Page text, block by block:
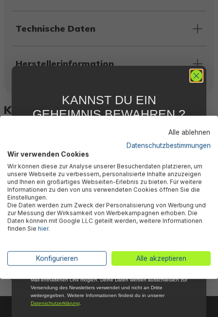
Technische Daten
Herstellerinformation
Kunden kauften auch
Bestway® Ersatzteil
AirJet™ Ø 196 cm, rund
49,85 €*
Alle ablehnen
Datenschutzbestimmungen
Wir verwenden Cookies
Wir können diese zur Analyse unserer Besucherdaten platzieren, um
unsere Webseite zu verbessern, personalisierte Inhalte anzuzeigen
und Ihnen ein großartiges Webseiten-Erlebnis zu bieten. Für weitere
Informationen zu den von uns verwendeten Cookies öffnen Sie die
Einstellungen.
Die Daten werden zum Zweck der Personalisierung von Werbung und
zur Messung der Wirksamkeit von Werbekampagnen erhoben. Die
Daten können mit Google LLC geteilt werden, weitere Informationen
finden Sie hier.
Konfigurieren Alle akzeptieren
KANNST DU EIN
GEHEIMNIS BEWAHREN ?
FÜR DICH
Abonniere jetzt unseren kostenlosen
Newsletter, verpasse keine Neuigkeiten und
Aktionen mehr und sichere Dir 5 %
Willkommensrabatt auf nicht reduzierte Ware
bei Deiner ersten Bestellung !*
Email
*Mit der Anmeldung zum Newsletter stimmst du zu, regelmäßig per E-
Mail über aktuelle Angebote, Aktionen und Produktneuheiten
Mail enthaltenen Link möglich. Deine Daten werden ausschließlich zur
Versendung des Newsletters verwendet und nicht an Dritte
weitergegeben. Weitere Informationen findest du in unserer
Datenschutzerklärung